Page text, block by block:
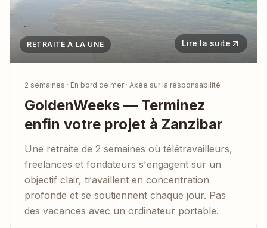
RETRAITE À LA UNE Lire la suite
2 semaines · En bord de mer · Axée sur la responsabilité
GoldenWeeks — Terminez
enfin votre projet à Zanzibar
Une retraite de 2 semaines où télétravailleurs,
freelances et fondateurs s'engagent sur un
objectif clair, travaillent en concentration
profonde et se soutiennent chaque jour. Pas
des vacances avec un ordinateur portable.